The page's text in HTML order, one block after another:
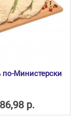
Министерски
р.